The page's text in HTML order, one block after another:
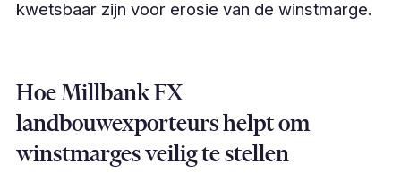
kwetsbaar zijn voor erosie van de winstmarge.
Hoe Millbank FX
landbouwexporteurs helpt om
winstmarges veilig te stellen